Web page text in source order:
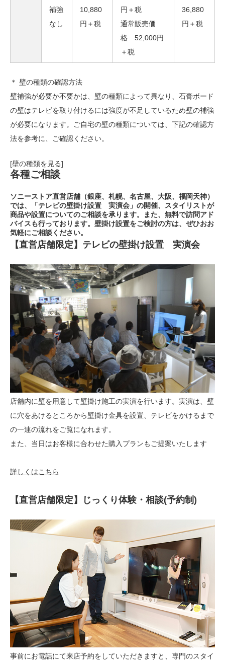
補強
なし
10,880
円＋税
円＋税
通常販売価
格 52,000円
＋税
36,880
円＋税
＊ 壁の種類の確認方法
壁補強が必要か不要かは、壁の種類によって異なり、石膏ボード
の壁はテレビを取り付けるには強度が不足しているため壁の補強
が必要になります。ご自宅の壁の種類については、下記の確認方
法を参考に、ご確認ください。
[壁の種類を見る]
各種ご相談
ソニーストア直営店舗（銀座、札幌、名古屋、大阪、福岡天神）
では、「テレビの壁掛け設置 実演会」の開催、スタイリストが
商品や設置についてのご相談を承ります。また、無料で訪問アド
バイスも行っております。壁掛け設置をご検討の方は、ぜひおお
気軽にご相談ください。
【直営店舗限定】テレビの壁掛け設置 実演会
店舗内に壁を用意して壁掛け施工の実演を行います。実演は、壁
に穴をあけるところから壁掛け金具を設置、テレビをかけるまで
の一連の流れをご覧になれます。
また、当日はお客様に合わせた購入プランもご提案いたします
詳しくはこちら
【直営店舗限定】じっくり体験・相談(予約制)
事前にお電話にて来店予約をしていただきますと、専門のスタイ